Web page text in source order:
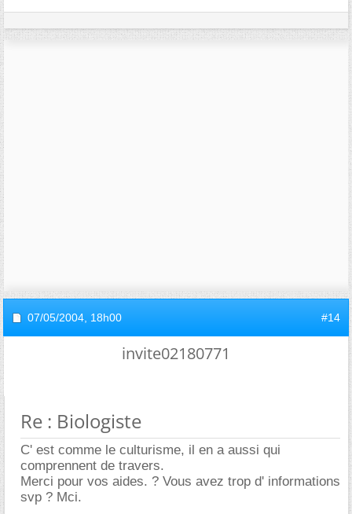
07/05/2004, 18h00 #14
invite02180771
Re : Biologiste
C' est comme le culturisme, il en a aussi qui
comprennent de travers.
Merci pour vos aides. ? Vous avez trop d' informations
svp ? Mci.